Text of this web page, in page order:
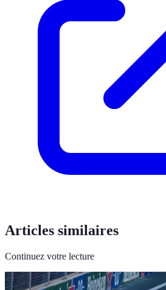
Articles similaires
Continuez votre lecture